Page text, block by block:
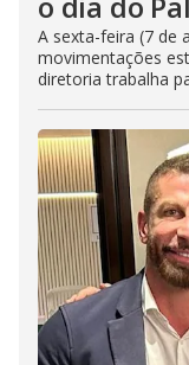
A sexta-feira (7 de
movimentações
diretoria trabalha